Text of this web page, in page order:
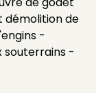
démolition de
-
souterrains -